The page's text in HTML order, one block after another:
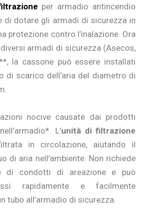
per armadio antincendio
di dotare gli armadi di sicurezza in
protezione contro l’inalazione. Ora
armadi di sicurezza (Asecos,
la cassone può essere installati
di scarico dell’aria del diametro di
nocive causate dai prodotti
L’unità di filtrazione
in circolazione, aiutando il
di aria nell’ambiente. Non richiede
di condotti di areazione e può
rapidamente e facilmente
tubo all’armadio di sicurezza.